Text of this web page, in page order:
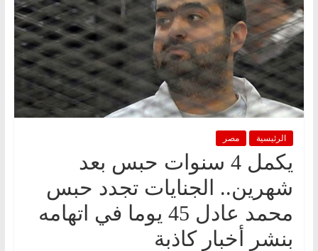
الرئيسية مصر
يكمل 4 سنوات حبس بعد
شهرين.. الجنايات تجدد حبس
محمد عادل 45 يوما في اتهامه
بنشر أخبار كاذبة